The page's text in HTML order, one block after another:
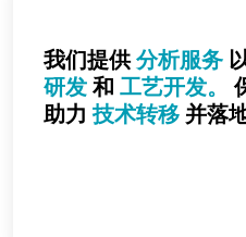
我们提供分析服务
研发 和 工艺开发。
助力 技术转移 并落